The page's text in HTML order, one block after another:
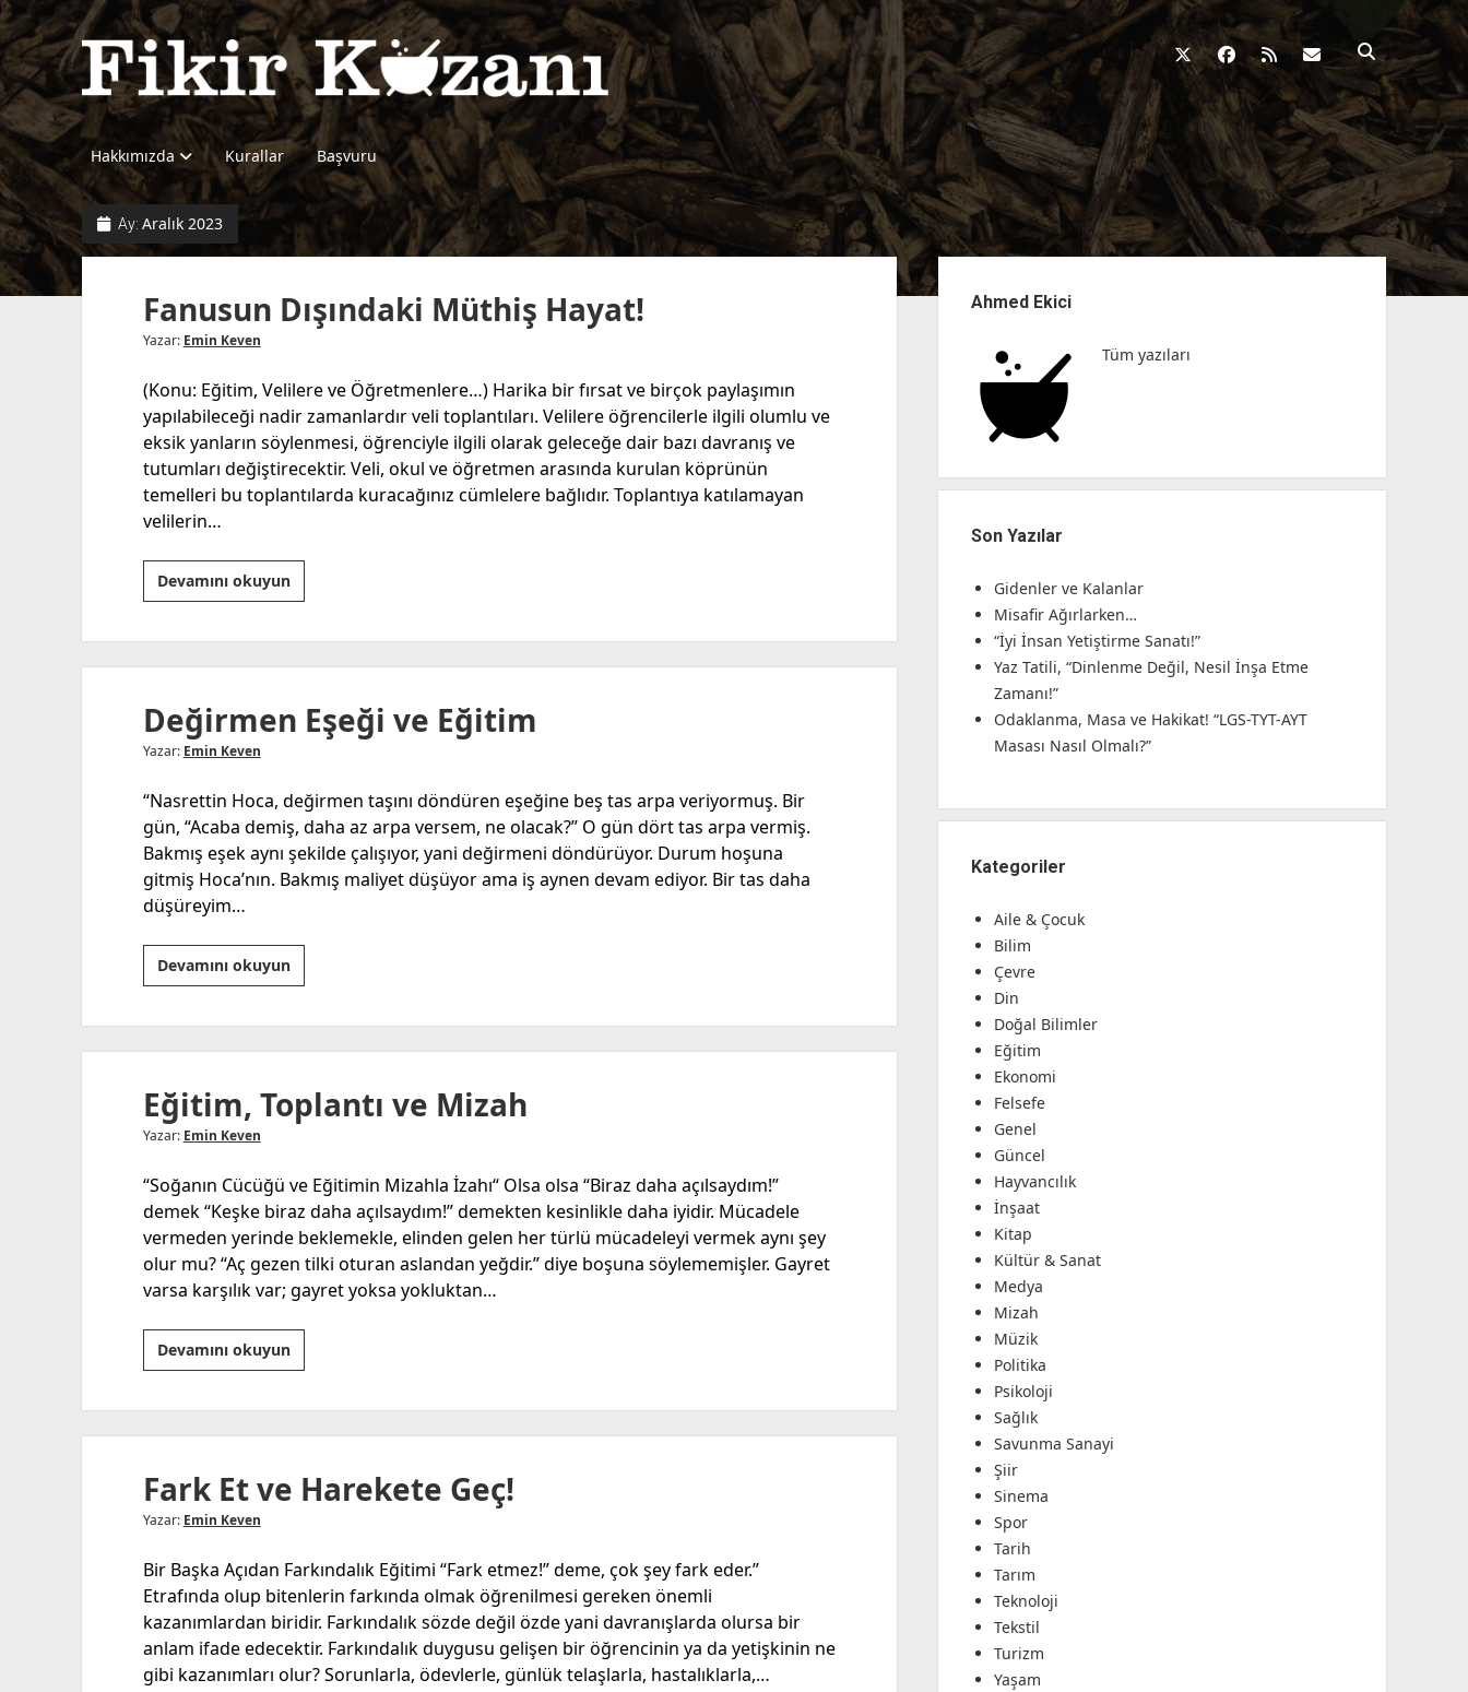
Fikir
Kazanı
twitterfacebook
rss
Hakkımızda Kurallar Başvuru
Ay: Aralık 2023
Fanusun Dışındaki Müthiş Hayat!
Yazar: Emin Keven
(Konu: Eğitim, Velilere ve Öğretmenlere…) Harika bir fırsat ve birçok paylaşımın
yapılabileceği nadir zamanlardır veli toplantıları. Velilere öğrencilerle ilgili olumlu ve
eksik yanların söylenmesi, öğrenciyle ilgili olarak geleceğe dair bazı davranış ve
tutumları değiştirecektir. Veli, okul ve öğretmen arasında kurulan köprünün
temelleri bu toplantılarda kuracağınız cümlelere bağlıdır. Toplantıya katılamayan
velilerin…
Devamını okuyunFanusun
Dışındaki
Değirmen Eşeği ve Eğitim
Yazar: Emin Keven
“Nasrettin Hoca, değirmen taşını döndüren eşeğine beş tas arpa veriyormuş. Bir
gün, “Acaba demiş, daha az arpa versem, ne olacak?” O gün dört tas arpa vermiş.
Bakmış eşek aynı şekilde çalışıyor, yani değirmeni döndürüyor. Durum hoşuna
gitmiş Hoca’nın. Bakmış maliyet düşüyor ama iş aynen devam ediyor. Bir tas daha
düşüreyim…
Devamını okuyunDeğirmen
Eşeği
Eğitim, Toplantı ve Mizah
Yazar: Emin Keven
“Soğanın Cücüğü ve Eğitimin Mizahla İzahı“ Olsa olsa “Biraz daha açılsaydım!”
demek “Keşke biraz daha açılsaydım!” demekten kesinlikle daha iyidir. Mücadele
vermeden yerinde beklemekle, elinden gelen her türlü mücadeleyi vermek aynı şey
olur mu? “Aç gezen tilki oturan aslandan yeğdir.” diye boşuna söylememişler. Gayret
varsa karşılık var; gayret yoksa yokluktan…
Devamını okuyunEğitim,
Toplantı
Fark Et ve Harekete Geç!
Yazar: Emin Keven
Bir Başka Açıdan Farkındalık Eğitimi “Fark etmez!” deme, çok şey fark eder.”
Etrafında olup bitenlerin farkında olmak öğrenilmesi gereken önemli
kazanımlardan biridir. Farkındalık sözde değil özde yani davranışlarda olursa bir
anlam ifade edecektir. Farkındalık duygusu gelişen bir öğrencinin ya da yetişkinin ne
gibi kazanımları olur? Sorunlarla, ödevlerle, günlük telaşlarla, hastalıklarla,…
MenüAhmed Ekici
Tüm yazıları
Son Yazılar
Gidenler ve Kalanlar
Misafir Ağırlarken…
“İyi İnsan Yetiştirme Sanatı!”
Yaz Tatili, “Dinlenme Değil, Nesil İnşa Etme
Zamanı!”
Odaklanma, Masa ve Hakikat! “LGS-TYT-AYT
Masası Nasıl Olmalı?”
Kategoriler
Aile & Çocuk
Bilim
Çevre
Din
Doğal Bilimler
Eğitim
Ekonomi
Felsefe
Genel
Güncel
Hayvancılık
İnşaat
Kitap
Kültür & Sanat
Medya
Mizah
Müzik
Politika
Psikoloji
Sağlık
Savunma Sanayi
Şiir
Sinema
Spor
Tarih
Tarım
Teknoloji
Tekstil
Turizm
Yaşam